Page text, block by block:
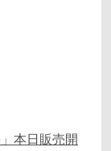
本日販売開